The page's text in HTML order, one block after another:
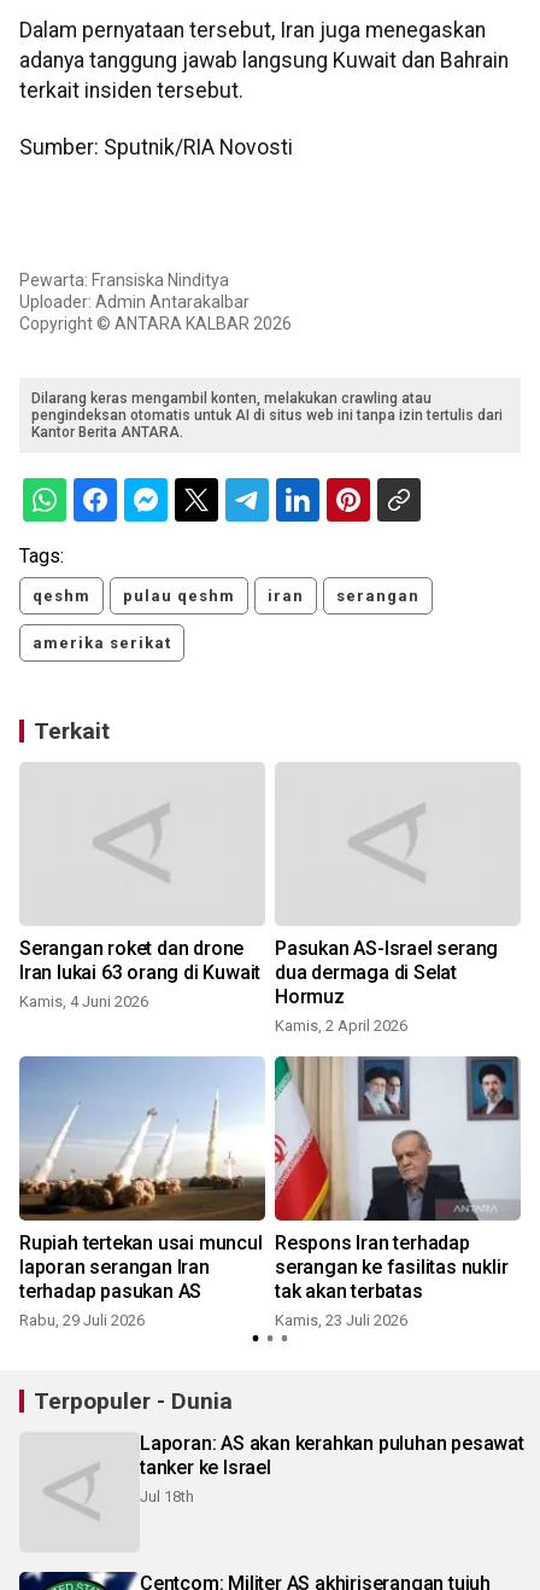
Dalam pernyataan tersebut, Iran juga menegaskan
adanya tanggung jawab langsung Kuwait dan Bahrain
terkait insiden tersebut.
Sumber: Sputnik/RIA Novosti
Pewarta: Fransiska Ninditya
Uploader: Admin Antarakalbar
Copyright © ANTARA KALBAR 2026
Dilarang keras mengambil konten, melakukan crawling atau
pengindeksan otomatis untuk AI di situs web ini tanpa izin tertulis dari
Kantor Berita ANTARA.
Tags:
qeshm pulau qeshm iran serangan
amerika serikat
Terkait
Serangan roket dan drone
Iran lukai 63 orang di Kuwait
Kamis, 4 Juni 2026
Pasukan AS-Israel serang
dua dermaga di Selat
Hormuz
Kamis, 2 April 2026
Rupiah tertekan usai muncul
laporan serangan Iran
terhadap pasukan AS
Rabu, 29 Juli 2026
Respons Iran terhadap
serangan ke fasilitas nuklir
tak akan terbatas
Kamis, 23 Juli 2026
Terpopuler - Dunia
Laporan: AS akan kerahkan puluhan pesawat
tanker ke Israel
Jul 18th
Centcom: Militer AS akhiriserangan tujuh